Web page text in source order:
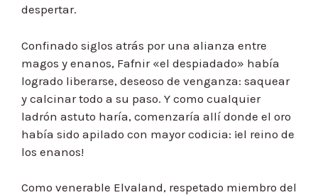
despertar.
Confinado siglos atrás por una alianza entre
magos y enanos, Fafnir «el despiadado» había
logrado liberarse, deseoso de venganza: saquear
y calcinar todo a su paso. Y como cualquier
ladrón astuto haría, comenzaría allí donde el oro
había sido apilado con mayor codicia: ¡el reino de
los enanos!
Como venerable Elvaland, respetado miembro del